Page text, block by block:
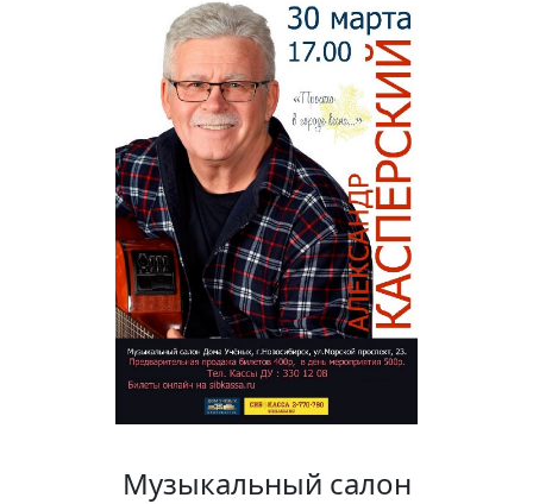
Наука
О Доме учёных
Виртуальный тур
Контакты
Вакансии
Музыкальный салон